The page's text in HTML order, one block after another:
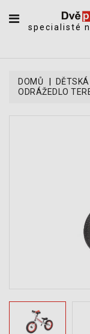
DĚTSKÉ
specialisté
DOMŮ
ODRÁŽEDLO